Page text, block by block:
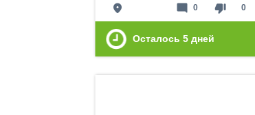
place thumb_down 0
mode_comment 0
Осталось 5 дней